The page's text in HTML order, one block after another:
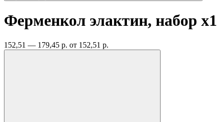
Ферменкол элактин, набор x1
152,51 — 179,45 р. от 152,51 р.